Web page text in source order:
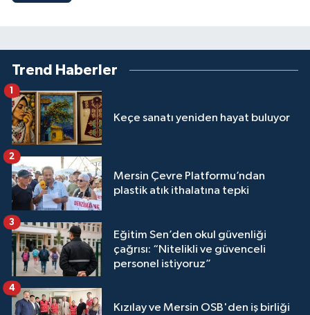
Trend Haberler
Keçe sanatı yeniden hayat buluyor
1
Mersin Çevre Platformu’ndan
plastik atık ithalatına tepki
2
Eğitim Sen’den okul güvenliği
çağrısı: “Nitelikli ve güvenceli
personel istiyoruz”
3
Kızılay ve Mersin OSB'den iş birliği
4